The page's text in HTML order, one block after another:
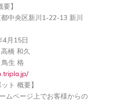
】
中央区新川1-22-13 新川
4月15日
橋 和久
生 格
ト 概要】
ムページ上でお客様からの